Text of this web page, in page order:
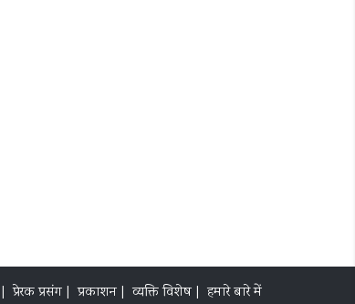
प्रेरक प्रसंग | प्रकाशन | व्यक्ति विशेष | हमारे बारे में